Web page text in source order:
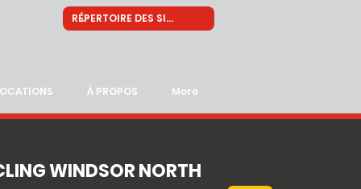
À PROPOS More
WINDSOR NORTH